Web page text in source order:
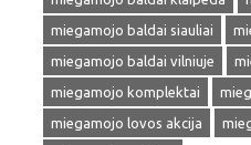
miegamojo baldai siauliai
miegamojo baldai vilniuje
miegamojo komplektai
miegamojo lovos akcija